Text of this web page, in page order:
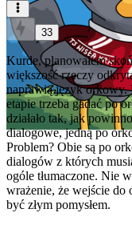
33
Kurde, planowałem
większość rzeczy
naprawią język orkowy.
etapie trzeba gadać po
działało tak, jak
dialogowe, jedną po
Problem? Obie są po
dialogów z których
ogóle tłumaczone. Nie
wrażenie, że wejście do
być złym pomysłem.